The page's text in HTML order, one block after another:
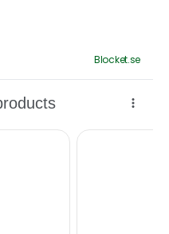
Blocket.se